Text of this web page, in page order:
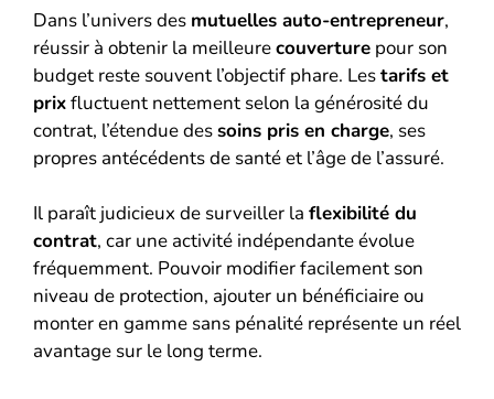
Dans l’univers des mutuelles auto-entrepreneur,
réussir à obtenir la meilleurecouverture pour son
budget reste souvent l’objectif phare. Lestarifs et
prixfluctuent nettement selon la générosité du
contrat, l’étendue dessoins pris en charge, ses
propres antécédents de santé et l’âge de l’assuré.
Il paraît judicieux de surveiller la flexibilité du
contrat, car une activité indépendante évolue
fréquemment. Pouvoir modifier facilement son
niveau de protection, ajouter un bénéficiaire ou
monter en gamme sans pénalité représente un réel
avantage sur le long terme.